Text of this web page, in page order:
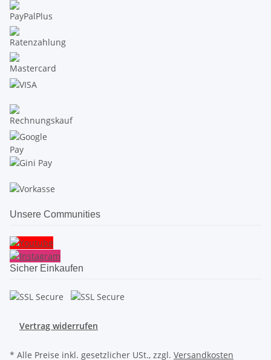
Unsere Communities
Sicher Einkaufen
Vertrag widerrufen
* Alle Preise inkl. gesetzlicher USt., zzgl. Versandkosten